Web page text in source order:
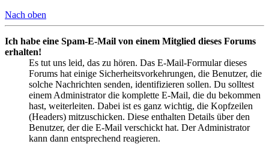
Nach oben
Ich habe eine Spam-E-Mail von einem Mitglied dieses Forums
erhalten!
Es tut uns leid, das zu hören. Das E-Mail-Formular dieses
Forums hat einige Sicherheitsvorkehrungen, die Benutzer, die
solche Nachrichten senden, identifizieren sollen. Du solltest
einem Administrator die komplette E-Mail, die du bekommen
hast, weiterleiten. Dabei ist es ganz wichtig, die Kopfzeilen
(Headers) mitzuschicken. Diese enthalten Details über den
Benutzer, der die E-Mail verschickt hat. Der Administrator
kann dann entsprechend reagieren.